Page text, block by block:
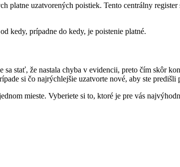
platne uzatvorených poistiek. Tento centrálny register
kedy, prípadne do kedy, je poistenie platné.
stať, že nastala chyba v evidencii, preto čím skôr
si čo najrýchlejšie uzatvorte nové, aby ste predišli
mieste. Vyberiete si to, ktoré je pre vás